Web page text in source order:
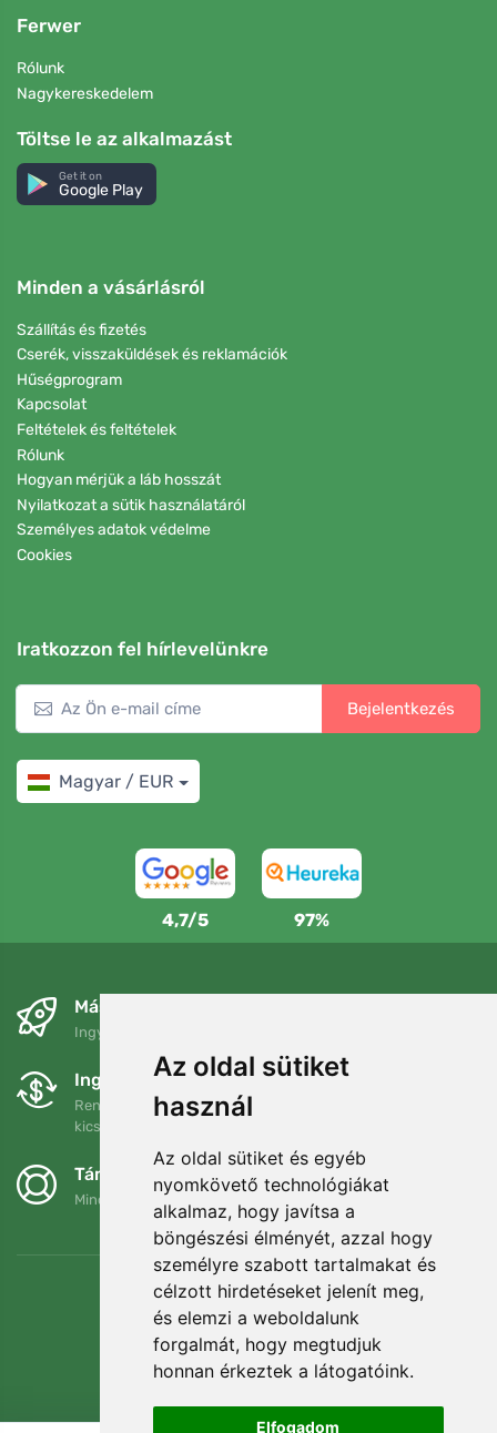
Az oldal sütiket
használ
Az oldal sütiket és egyéb
nyomkövető technológiákat
alkalmaz, hogy javítsa a
böngészési élményét, azzal hogy
személyre szabott tartalmakat és
célzott hirdetéseket jelenít meg,
és elemzi a weboldalunk
forgalmát, hogy megtudjuk
honnan érkeztek a látogatóink.
Elfogadom
Ferwer
Rólunk
Nagykereskedelem
Töltse le az alkalmazást
Get it on
Google Play
Minden a vásárlásról
Szállítás és fizetés
Cserék, visszaküldések és reklamációk
Hűségprogram
Kapcsolat
Feltételek és feltételek
Rólunk
Hogyan mérjük a láb hosszát
Nyilatkozat a sütik használatáról
Személyes adatok védelme
Cookies
Iratkozzon fel hírlevelünkre
Bejelentkezés
Magyar / EUR
4,7/5 97%
Másnapra és ingyenesen
Ingyenes szállítás a következő összeg felett: 80 EUR
Ingyenes csere és visszaküldés
Rendelését 90 napon belül bármikor visszaküldheti vagy
kicserélheti.
Támogatjuk a Trees.org-ot
Minden megrendelésért ültetünk egy fát! Bővebben